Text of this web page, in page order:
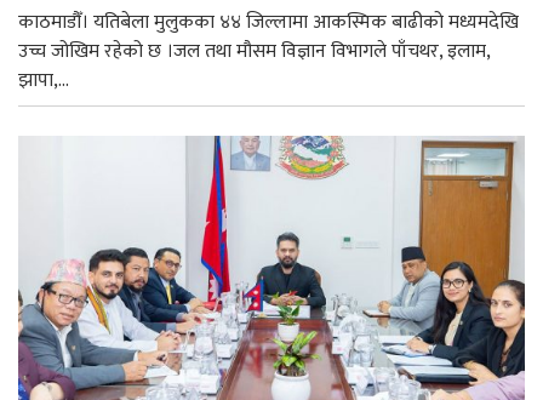
काठमाडौँ। यतिबेला मुलुकका ४४ जिल्लामा आकस्मिक बाढीको मध्यमदेखि
उच्च जोखिम रहेको छ ।जल तथा मौसम विज्ञान विभागले पाँचथर, इलाम,
झापा,...